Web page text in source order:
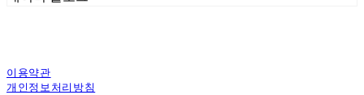
이용약관
개인정보처리방침